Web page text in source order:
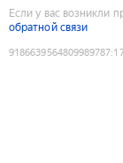
Если у вас возникли
обратной связи
9186639564809989787: